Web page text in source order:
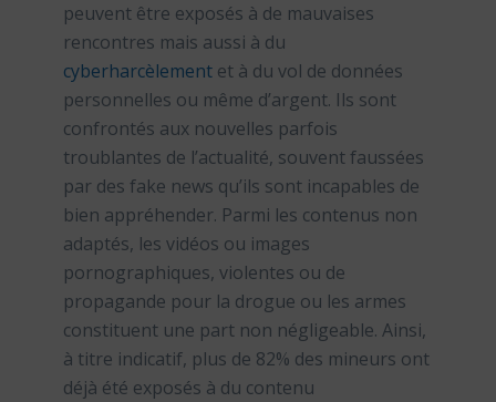
peuvent être exposés à de mauvaises
rencontres mais aussi à du
cyberharcèlement et à du vol de données
personnelles ou même d’argent. Ils sont
confrontés aux nouvelles parfois
troublantes de l’actualité, souvent faussées
par des fake news qu’ils sont incapables de
bien appréhender. Parmi les contenus non
adaptés, les vidéos ou images
pornographiques, violentes ou de
propagande pour la drogue ou les armes
constituent une part non négligeable. Ainsi,
à titre indicatif, plus de 82% des mineurs ont
déjà été exposés à du contenu